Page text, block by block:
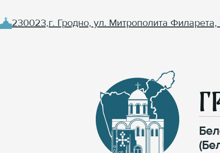
230023,г. Гродно, ул. Митрополита Филарета,